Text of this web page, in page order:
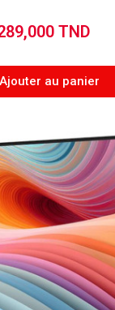
TND
Ajouter au panier